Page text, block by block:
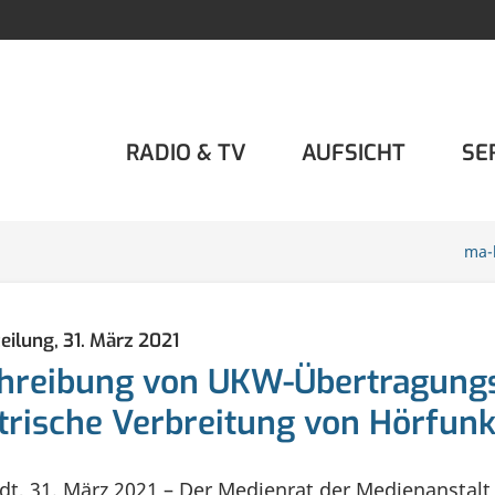
RADIO & TV AUFSICHT
31. März 2021
von UKW-
Verbreitung von